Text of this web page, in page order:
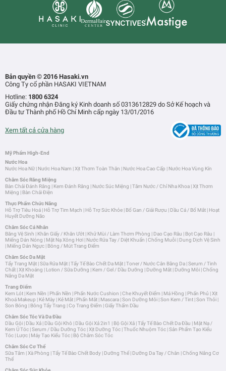
Bản quyền © 2016 Hasaki.vn
Công Ty cổ phần HASAKI VIETNAM
Hotline: 1800 6324
Giấy chứng nhận Đăng ký Kinh doanh số 0313612829 do Sở Kế hoạch và
Đầu tư Thành phố Hồ Chí Minh cấp ngày 13/01/2016
Xem tất cả cửa hàng
Mỹ Phẩm High-End
Nước Hoa
Nước Hoa Nữ | Nước Hoa Nam |Xịt Thơm Toàn Thân | Nước Hoa Cao Cấp | Nước Hoa Vùng Kín
Chăm Sóc Răng Miệng
Bàn Chải Đánh Răng | Kem Đánh Răng | Nước Súc Miệng |Tăm Nước / Chỉ Nha Khoa |Xịt Thơm
Miệng | Bàn Chải Điện
Thực Phẩm Chức Năng
Hỗ Trợ Tiêu Hoá | Hỗ Trợ Tim Mạch | Hỗ Trợ Sức Khỏe | Bổ Gan / Giải Rượu | Dầu Cá / Bổ Mắt | Hoạt
Huyết Dưỡng Não
Chăm Sóc Cá Nhân
Băng Vệ Sinh | Khăn Giấy / Khăn Ướt | Khử Mùi / Làm Thơm Phòng | Dao Cạo Râu | Bọt Cạo Râu |
Miếng Dán Nóng | Mặt Nạ Xông Hơi | Nước Rửa Tay / Diệt Khuẩn |Chống Muỗi | Dung Dịch Vệ Sinh
| Miếng Dán Ngực | Bông / Mút Trang Điểm
Chăm Sóc Da Mặt
Tẩy Trang Mặt |Sữa Rửa Mặt |Tẩy Tế Bào Chết Da Mặt |Toner / Nước Cân Bằng Da |Serum / Tinh
Chất |Xịt Khoáng | Lotion / Sữa Dưỡng | Kem / Gel / Dầu Dưỡng | Dưỡng Mắt | Dưỡng Môi |Chống
Nắng Da Mặt
Trang Điểm
Kem Lót | Kem Nền | Phấn Nền | Phấn Nước Cushion |Che Khuyết Điểm | Má Hồng | Phấn Phủ |Xịt
Khoá Makeup | Kẻ Mày | Kẻ Mắt | Phấn Mắt | Mascara |Son Dưỡng Môi |Son Kem / Tint |Son Thỏi |
Son Bóng | Bông Tẩy Trang |Cọ Trang Điểm |Giấy Thấm Dầu
Chăm Sóc Tóc Và Da Đầu
Dầu Gội | Dầu Xả | Dầu Gội Khô | Dầu Gội Xả 2in1 | Bộ Gội Xả |Tẩy Tế Bào Chết Da Đầu | Mặt Nạ /
Kem Ủ Tóc |Serum / Dầu Dưỡng Tóc |Xịt Dưỡng Tóc |Thuốc Nhuộm Tóc |Sản Phẩm Tạo Kiểu
Tóc | Lược | Máy Tạo Kiểu Tóc | Bộ Chăm Sóc Tóc
Chăm Sóc Cơ Thể
Sữa Tắm |Xà Phòng |Tẩy Tế Bào Chết Body | Dưỡng Thể | Dưỡng Da Tay / Chân |Chống Nắng Cơ
Thể